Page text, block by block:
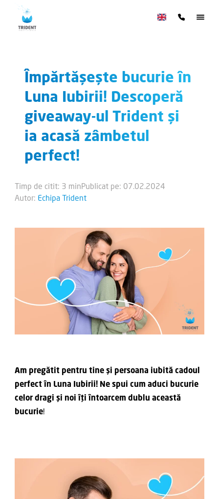
Împărtășește bucurie în
Luna Iubirii! Descoperă
giveaway-ul Trident și
ia acasă zâmbetul
perfect!
Timp de citit: 3 minPublicat pe: 07.02.2024
Autor: Echipa Trident
Am pregătit pentru tine și persoana iubită cadoul
perfect în Luna Iubirii! Ne spui cum aduci bucurie
celor dragi și noi îți întoarcem dublu această
bucurie!